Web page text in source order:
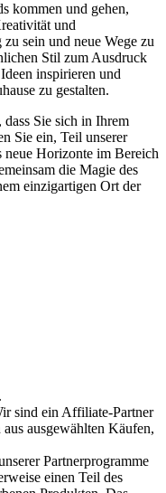
kommen und gehen,
und
sein und neue Wege zu
Stil zum Ausdruck
inspirieren und
zu gestalten.
Sie sich in Ihrem
Sie ein, Teil unserer
neue Horizonte im Bereich
die Magie des
einzigartigen Ort der
sind ein Affiliate-Partner
ausgewählten Käufen,
Partnerprogramme
einen Teil des